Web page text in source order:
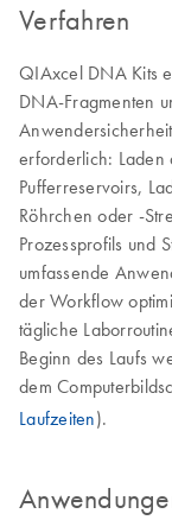
Verfahren
QIAxcel DNA Kits
DNA-Fragmenten
erforderlich: Laden
Pufferreservoirs,
Röhrchen oder -
Prozessprofils und
umfassende
der Workflow
tägliche
Beginn des Laufs
dem
Laufzeiten).